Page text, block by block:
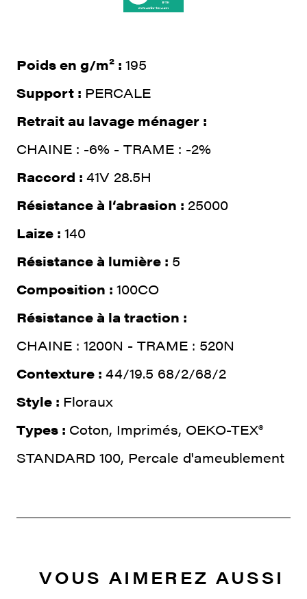
Poids en g/m² : 195
Support : PERCALE
Retrait au lavage ménager :
CHAINE : -6% - TRAME : -2%
Raccord : 41V 28.5H
Résistance à l‘abrasion : 25000
Laize : 140
Résistance à lumière : 5
Composition : 100CO
Résistance à la traction :
CHAINE : 1200N - TRAME : 520N
Contexture : 44/19.5 68/2/68/2
Style : Floraux
Types : Coton, Imprimés, OEKO-TEX®
STANDARD 100, Percale d'ameublement
VOUS AIMEREZ AUSSI